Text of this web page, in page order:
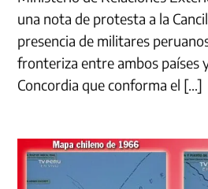
una nota de protesta a la
presencia de militares
fronteriza entre ambos países
Concordia que conforma el […]